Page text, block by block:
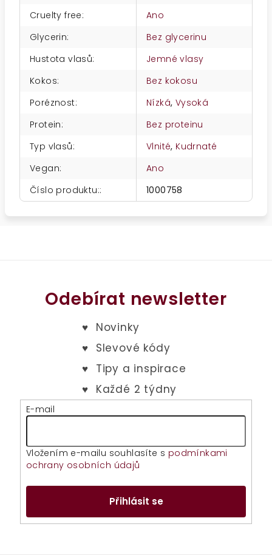
Cruelty free:
Ano
Glycerin:
Bez glycerinu
Hustota vlasů:
Jemné vlasy
Kokos:
Bez kokosu
Poréznost: Nízká, Vysoká
Protein:
Bez proteinu
Typ vlasů: Vlnité, Kudrnaté
Vegan:
Ano
Číslo produktu:: 1000758
Odebírat newsletter
E-mail
Vložením e-mailu souhlasíte s podmínkami
ochrany osobních údajů
Přihlásit se